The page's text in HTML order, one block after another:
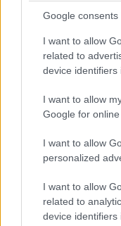
Google consents
I want to allow
related to
device identifiers
I want to allow
Google for
I want to allow
personalized
I want to allow
related to
device identifiers
stratégiai döntés is,
ben, az
rendszerek között
működésre. Ez a
kezelést tett
rendszer
mennyiségű adat
publikálni kell egy
kiemelte, a
megfelelnie a